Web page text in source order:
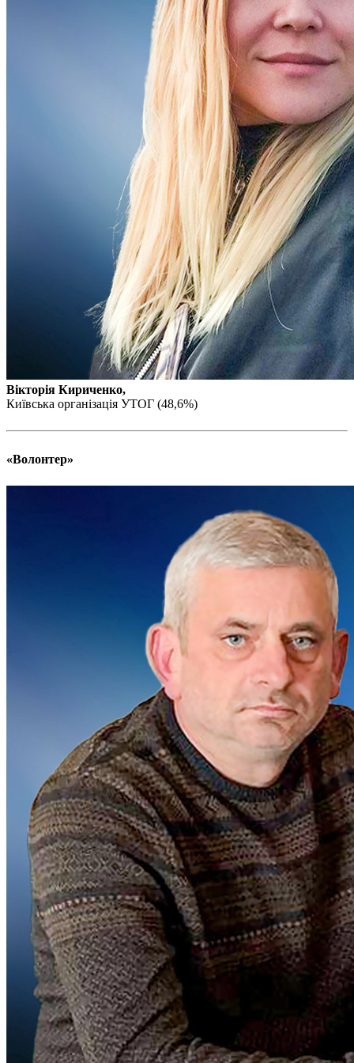
Молодіжні лідери УТОГ
Підприємства УТОГ
Видання УТОГ
Посилання сторінок УТОГ
Навчальні програми
Дошкільна освіта
Загальна освіта
Для абітурієнтів
Українська жестова мова
Географія
Правознавство
Я досліджую світ
Реєстр перекладачів жестової мови Українського
товариства глухих
Підготовка перекладачів
"Сервіс УТОГ"
Атестація
Безбар'єрність для глухих
Вінницька область
Волинська область
Дніпропетровська область
Закарпатська область
Івано-Франківська область
Київська область
Кіровоградська область
Львівська область
Миколаївська область
Одеська область
Полтавська область
Рівненська область
Сумська область
Тернопільська область
Харківська область
Херсонська область
Хмельницька область
Черкаська область
Чернівецька область
Чернігівська область
Особи відповідальні за контактування з
питань укладення договорів
Вивчаємо жестову мову
Дитяча сторінка
Новини про жестову мову
Ресурс для вивчення жестових мов різних країн
ЦУЖМ
Проєкт "Жестова мова для поліцейських"
Про шахрайські схеми
ВІКТОРИНА
На допомогу військовим
Медична термінологія жестовою мовою
Вікторія Кириченко,
Київська організація УТОГ (48,6%)
«Волонтер»